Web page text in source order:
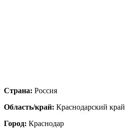
Страна: Россия
Область/край: Краснодарский край
Город: Краснодар